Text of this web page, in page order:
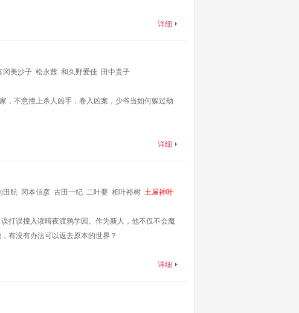
详细
冈美沙子 松永茜 和久野爱佳 田中贵子
，不意撞上杀人凶手，卷入凶案，少爷当如何躲过劫
详细
田航 冈本信彦 古田一纪 二叶要 相叶裕树 土屋神叶
打误撞入读暗夜渡鸦学园。作为新人，他不仅不会魔
有没有办法可以返去原本的世界？
详细